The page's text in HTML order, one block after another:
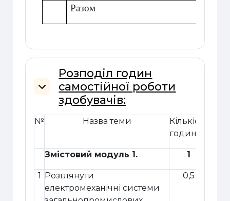
Разом
Згорнути
Розподіл годин
самостійної роботи
здобувачів:
№ Назва теми
Кількість
годин
Змістовий модуль 1. 1
1 Розглянути
електромеханічні системи
0,5